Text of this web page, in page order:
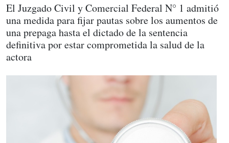
El Juzgado Civil y Comercial Federal N° 1 admitió
una medida para fijar pautas sobre los aumentos de
una prepaga hasta el dictado de la sentencia
definitiva por estar comprometida la salud de la
actora